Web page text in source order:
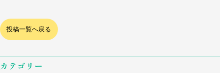
投稿一覧へ戻る
カテゴリー